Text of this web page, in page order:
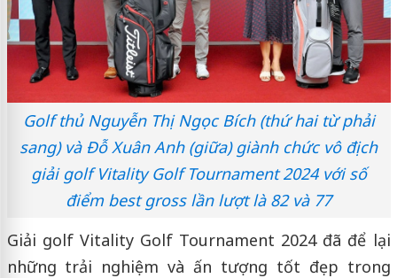
Golf thủ Nguyễn Thị Ngọc Bích (thứ hai từ phải
sang) và Đỗ Xuân Anh (giữa) giành chức vô địch
giải golf Vitality Golf Tournament 2024 với số
điểm best gross lần lượt là 82 và 77
Giải golf Vitality Golf Tournament 2024 đã để lại
những trải nghiệm và ấn tượng tốt đẹp trong